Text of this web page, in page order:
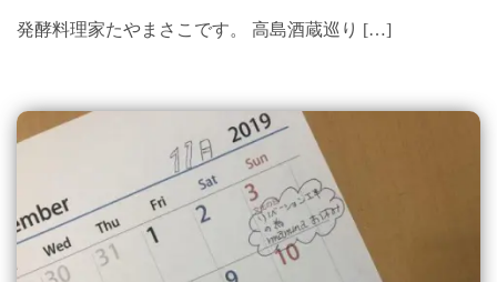
発酵料理家たやまさこです。 高島酒蔵巡り […]